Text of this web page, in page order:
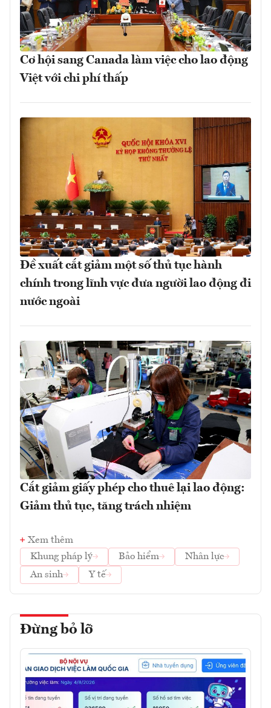
Cơ hội sang Canada làm việc cho lao động
Việt với chi phí thấp
Đề xuất cắt giảm một số thủ tục hành
chính trong lĩnh vực đưa người lao động đi
nước ngoài
Cắt giảm giấy phép cho thuê lại lao động:
Giảm thủ tục, tăng trách nhiệm
Xem thêm
Khung pháp lý
Bảo hiểm
Nhân lực
An sinh
Y tế
Đừng bỏ lỡ